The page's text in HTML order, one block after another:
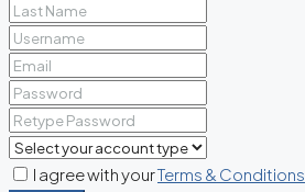
I agree with yourTerms & Conditions